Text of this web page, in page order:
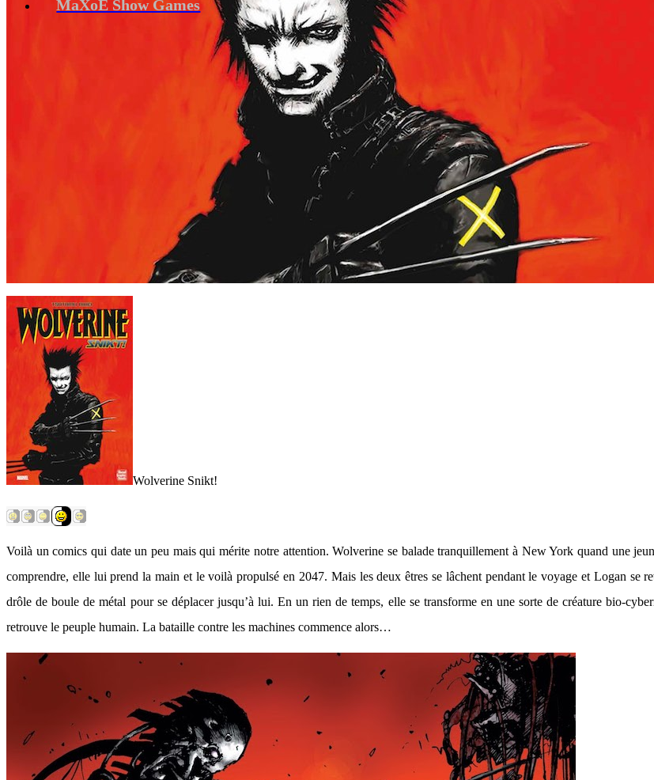
MaXoE Show Games
Wolverine Snikt!
Voilà un comics qui date un peu mais qui mérite notre attention. Wolverine se balade tranquillement à New York quand une
comprendre, elle lui prend la main et le voilà propulsé en 2047. Mais les deux êtres se lâchent pendant le voyage et Logan se
drôle de boule de métal pour se déplacer jusqu’à lui. En un rien de temps, elle se transforme en une sorte de créature bio-
retrouve le peuple humain. La bataille contre les machines commence alors…